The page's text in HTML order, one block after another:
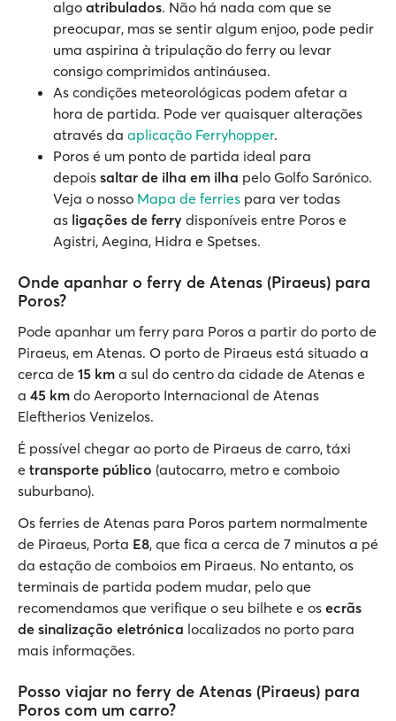
algo atribulados. Não há nada com que se
preocupar, mas se sentir algum enjoo, pode pedir
uma aspirina à tripulação do ferry ou levar
consigo comprimidos antináusea.
As condições meteorológicas podem afetar a
hora de partida. Pode ver quaisquer alterações
através da aplicação Ferryhopper.
Poros é um ponto de partida ideal para
depois saltar de ilha em ilha pelo Golfo Sarónico.
Veja o nosso Mapa de ferries para ver todas
as ligações de ferry disponíveis entre Poros e
Agistri, Aegina, Hidra e Spetses.
Onde apanhar o ferry de Atenas (Piraeus) para
Poros?
Pode apanhar um ferry para Poros a partir do porto de
Piraeus, em Atenas. O porto de Piraeus está situado a
cerca de 15 km a sul do centro da cidade de Atenas e
a 45 km do Aeroporto Internacional de Atenas
Eleftherios Venizelos.
É possível chegar ao porto de Piraeus de carro, táxi
e transporte público (autocarro, metro e comboio
suburbano).
Os ferries de Atenas para Poros partem normalmente
de Piraeus, Porta E8, que fica a cerca de 7 minutos a pé
da estação de comboios em Piraeus. No entanto, os
terminais de partida podem mudar, pelo que
recomendamos que verifique o seu bilhete e os ecrãs
de sinalização eletrónica localizados no porto para
mais informações.
Posso viajar no ferry de Atenas (Piraeus) para
Poros com um carro?